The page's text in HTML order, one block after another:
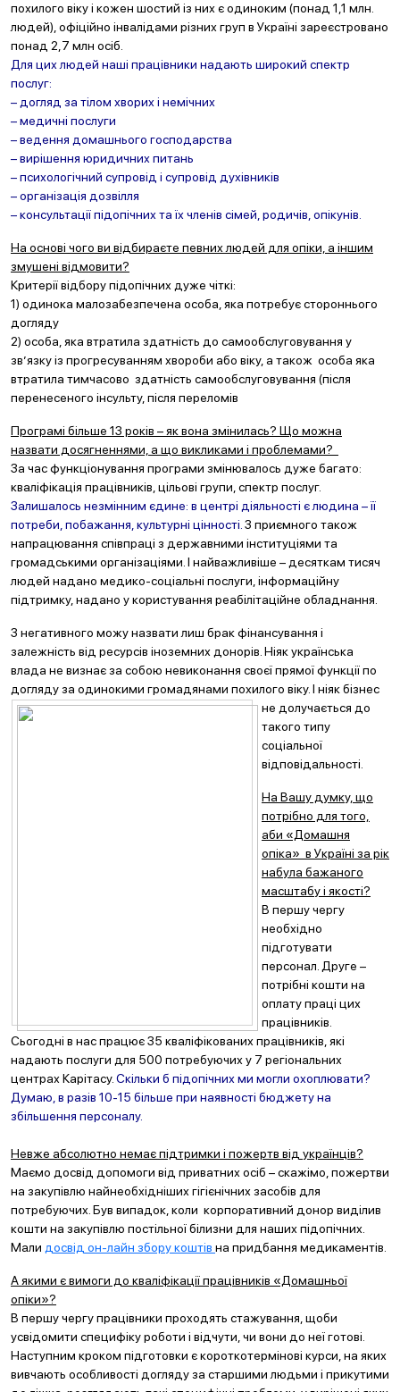
похилого віку і кожен шостий із них є одиноким (понад 1,1 млн.
людей), офіційно інвалідами різних груп в Україні зареєстровано
понад 2,7 млн осіб.
Для цих людей наші працівники надають широкий спектр
послуг:
– догляд за тілом хворих і немічних
– медичні послуги
– ведення домашнього господарства
– вирішення юридичних питань
– психологічний супровід і супровід духівників
– організація дозвілля
– консультації підопічних та їх членів сімей, родичів, опікунів.
На основі чого ви відбираєте певних людей для опіки, а іншим
змушені відмовити?
Критерії відбору підопічних дуже чіткі:
1) одинока малозабезпечена особа, яка потребує стороннього
догляду
2) особа, яка втратила здатність до самообслуговування у
зв’язку із прогресуванням хвороби або віку, а також особа яка
втратила тимчасово здатність самообслуговування (після
перенесеного інсульту, після переломів
Програмі більше 13 років – як вона змінилась? Що можна
назвати досягненнями, а що викликами і проблемами?
За час функціонування програми змінювалось дуже багато:
кваліфікація працівників, цільові групи, спектр послуг.
Залишалось незмінним єдине: в центрі діяльності є людина – її
потреби, побажання, культурні цінності. З приємного також
напрацювання співпраці з державними інституціями та
громадськими організаціями. І найважливіше – десяткам тисяч
людей надано медико-соціальні послуги, інформаційну
підтримку, надано у користування реабілітаційне обладнання.
З негативного можу назвати лиш брак фінансування і
залежність від ресурсів іноземних донорів. Ніяк українська
влада не визнає за собою невиконання своєї прямої функції по
догляду за одинокими громадянами похилого віку. І ніяк бізнес
не долучається до
такого типу
соціальної
відповідальності.
На Вашу думку, що
потрібно для того,
аби «Домашня
опіка» в Україні за рік
набула бажаного
масштабу і якості?
В першу чергу
необхідно
підготувати
персонал. Друге –
потрібні кошти на
оплату праці цих
працівників.
Сьогодні в нас працює 35 кваліфікованих працівників, які
надають послуги для 500 потребуючих у 7 регіональних
центрах Карітасу. Скільки б підопічних ми могли охоплювати?
Думаю, в разів 10-15 більше при наявності бюджету на
збільшення персоналу.
Невже абсолютно немає підтримки і пожертв від українців?
Маємо досвід допомоги від приватних осіб – скажімо, пожертви
на закупівлю найнеобхідніших гігієнічних засобів для
потребуючих. Був випадок, коли корпоративний донор виділив
кошти на закупівлю постільної білизни для наших підопічних.
Мали досвід он-лайн збору коштів на придбання медикаментів.
А якими є вимоги до кваліфікації працівників «Домашньої
опіки»?
В першу чергу працівники проходять стажування, щоби
усвідомити специфіку роботи і відчути, чи вони до неї готові.
Наступним кроком підготовки є короткотермінові курси, на яких
вивчають особливості догляду за старшими людьми і прикутими